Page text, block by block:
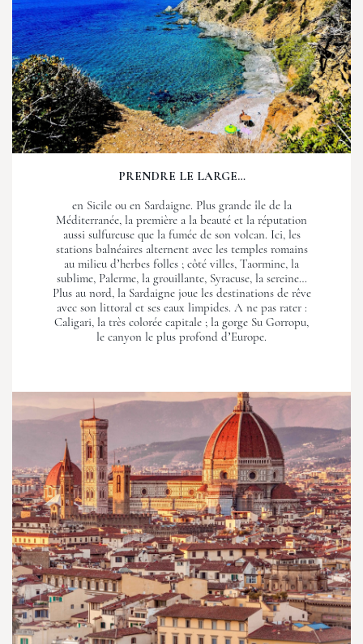
PRENDRE LE LARGE…
en Sicile ou en Sardaigne. Plus grande île de la
Méditerranée, la première a la beauté et la réputation
aussi sulfureuse que la fumée de son volcan. Ici, les
stations balnéaires alternent avec les temples romains
au milieu d’herbes folles ; côté villes, Taormine, la
sublime, Palerme, la grouillante, Syracuse, la sereine…
Plus au nord, la Sardaigne joue les destinations de rêve
avec son littoral et ses eaux limpides. A ne pas rater :
Caligari, la très colorée capitale ; la gorge Su Gorropu,
le canyon le plus profond d’Europe.